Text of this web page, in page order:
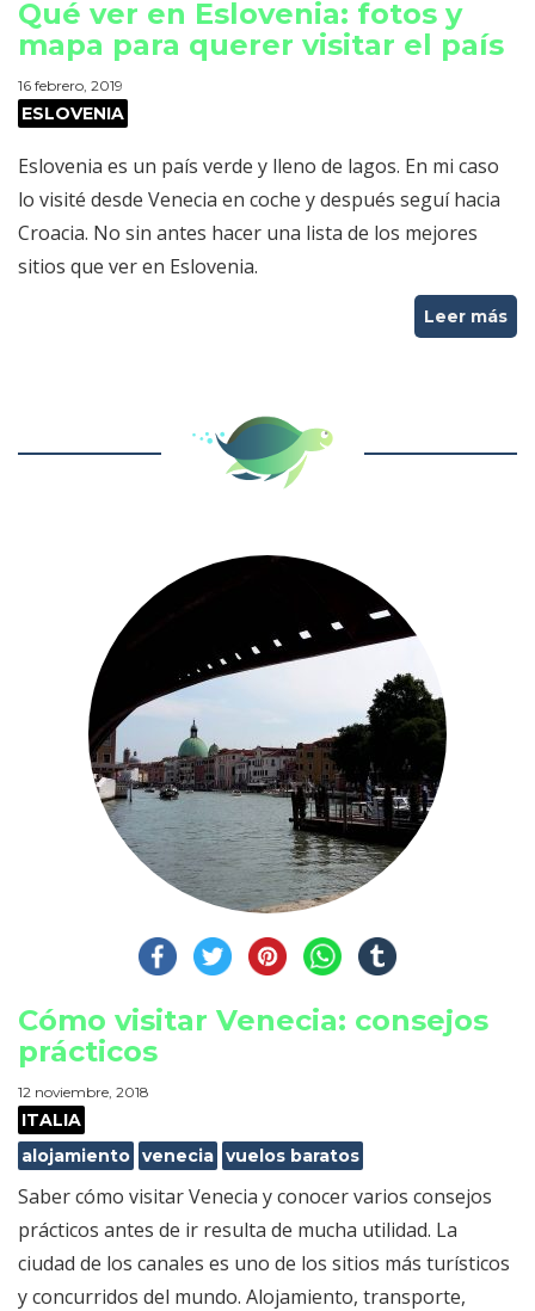
Qué ver en Eslovenia: fotos y
mapa para querer visitar el país
16 febrero, 2019
ESLOVENIA
Eslovenia es un país verde y lleno de lagos. En mi caso
lo visité desde Venecia en coche y después seguí hacia
Croacia. No sin antes hacer una lista de los mejores
sitios que ver en Eslovenia.
Leer más
Cómo visitar Venecia: consejos
prácticos
12 noviembre, 2018
ITALIA
alojamiento venecia vuelos baratos
Saber cómo visitar Venecia y conocer varios consejos
prácticos antes de ir resulta de mucha utilidad. La
ciudad de los canales es uno de los sitios más turísticos
y concurridos del mundo. Alojamiento, transporte,